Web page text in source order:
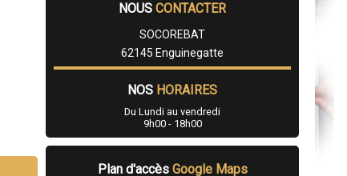
NOUS CONTACTER
SOCOREBAT
62145 Enguinegatte
NOS HORAIRES
Du Lundi au vendredi
9h00 - 18h00
Plan d'accès Google Maps